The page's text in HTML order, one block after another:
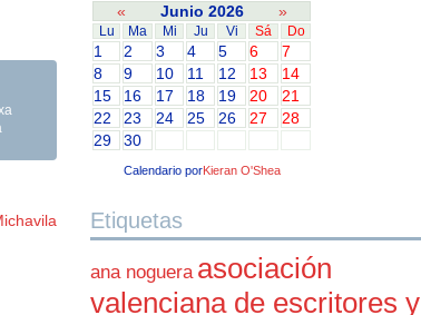
« Junio 2026 »
Lu Ma Mi Ju Vi Sá Do
1 2 3 4 5 6
7
8
9 10 11 12 13
14
15
16 17 18 19 20
21
22
23 24 25 26 27
28
29
30
Calendario porKieran O'Shea
Etiquetas
ana noguera asociación
valenciana de escritores y